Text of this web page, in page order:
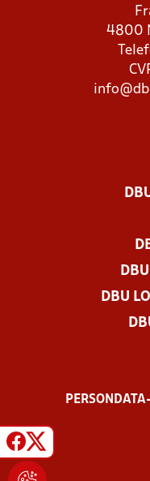
4800
DBU